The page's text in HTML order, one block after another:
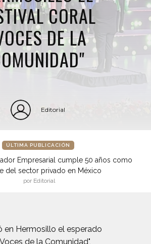
CORAL
DE LA
Editorial
ÚLTIMA PUBLICACIÓN
Empresarial cumple 50 años como
del sector privado en México
por Editorial
en Hermosillo el esperado
de la Comunidad",